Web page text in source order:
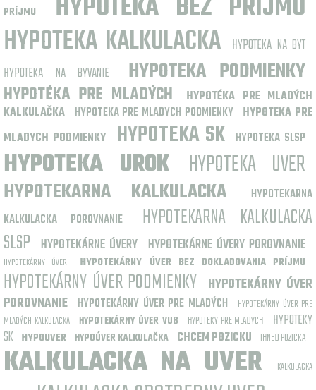
PRÍJMU
HYPOTEKA BEZ PRIJMU
HYPOTEKA KALKULACKA
HYPOTEKA NA BYT
HYPOTEKA NA BYVANIE
HYPOTEKA PODMIENKY
HYPOTÉKA PRE MLADÝCH
HYPOTÉKA PRE MLADÝCH
KALKULAČKA HYPOTEKA PRE MLADYCH PODMIENKY HYPOTEKA PRE
MLADYCH PODMIENKY
HYPOTEKA SK HYPOTEKA SLSP
HYPOTEKA UROK HYPOTEKA UVER
HYPOTEKARNA KALKULACKA
HYPOTEKARNA
KALKULACKA POROVNANIE
HYPOTEKARNA KALKULACKA
SLSP HYPOTEKÁRNE ÚVERY HYPOTEKÁRNE ÚVERY POROVNANIE
HYPOTEKÁRNY ÚVER HYPOTEKÁRNY ÚVER BEZ DOKLADOVANIA PRÍJMU
HYPOTEKÁRNY ÚVER PODMIENKY HYPOTEKÁRNY ÚVER
POROVNANIE HYPOTEKÁRNY ÚVER PRE MLADÝCH
HYPOTEKÁRNY ÚVER PRE
MLADÝCH KALKULACKA
HYPOTEKÁRNY ÚVER VUB HYPOTEKY PRE MLADYCH
HYPOTEKY
SK HYPOUVER HYPOÚVER KALKULAČKA CHCEM POZICKU IHNED POZICKA
KALKULACKA NA UVER KALKULACKA